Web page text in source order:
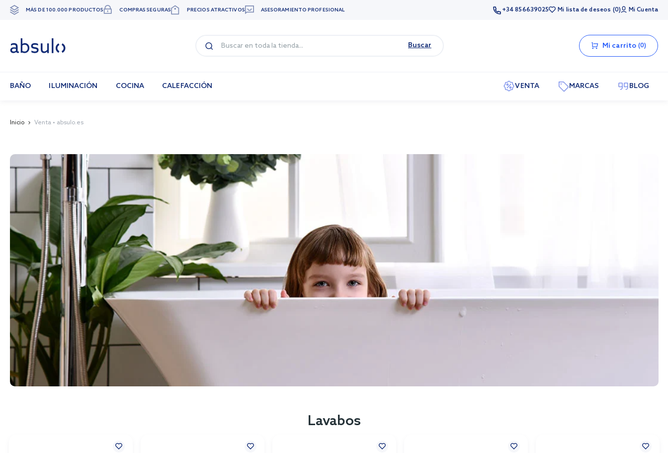
Ir
MÁS DE 100.000 PRODUCTOS COMPRAS SEGURAS PRECIOS ATRACTIVOS ASESORAMIENTO PROFESIONAL +34 856639025 Mi lista de deseos 0 Mi Cuenta
Buscar Mi carrito 0
BAÑO ILUMINACIÓN COCINA CALEFACCIÓN VENTA MARCAS BLOG
Inicio Venta • absulo.es
Lavabos